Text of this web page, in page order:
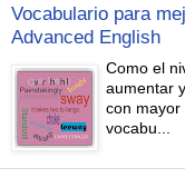
Vocabulario para
Advanced English
Como el
aumentar
con mayor
vocabu...